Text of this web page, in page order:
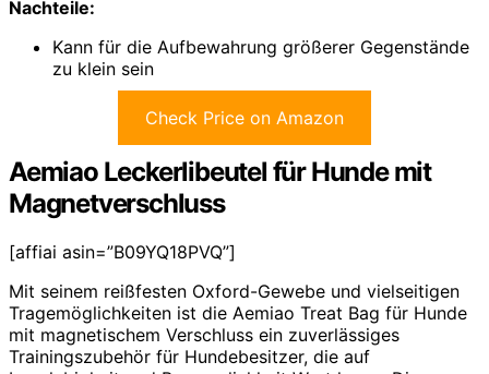
Nachteile:
Kann für die Aufbewahrung größerer Gegenstände
zu klein sein
Check Price on Amazon
Aemiao Leckerlibeutel für Hunde mit
Magnetverschluss
[affiai asin=”B09YQ18PVQ”]
Mit seinem reißfesten Oxford-Gewebe und vielseitigen
Tragemöglichkeiten ist die Aemiao Treat Bag für Hunde
mit magnetischem Verschluss ein zuverlässiges
Trainingszubehör für Hundebesitzer, die auf